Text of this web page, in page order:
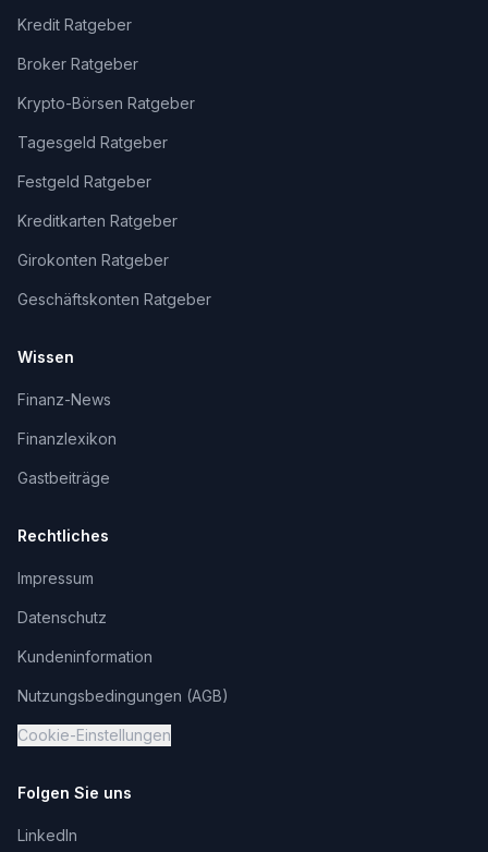
Kredit Ratgeber
Broker Ratgeber
Krypto-Börsen Ratgeber
Tagesgeld Ratgeber
Festgeld Ratgeber
Kreditkarten Ratgeber
Girokonten Ratgeber
Geschäftskonten Ratgeber
Wissen
Finanz-News
Finanzlexikon
Gastbeiträge
Rechtliches
Impressum
Datenschutz
Kundeninformation
Nutzungsbedingungen (AGB)
Cookie-Einstellungen
Folgen Sie uns
LinkedIn